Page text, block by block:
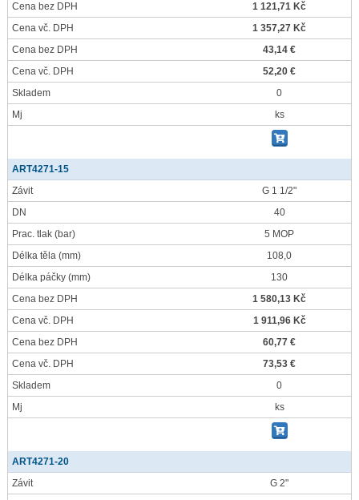
Cena bez DPH
1 121,71 Kč
Cena vč. DPH
1 357,27 Kč
Cena bez DPH
43,14 €
Cena vč. DPH
52,20 €
Skladem
0
Mj
ks
ART4271-15
Závit
G 1 1/2"
DN
40
Prac. tlak (bar)
5 MOP
Délka těla (mm)
108,0
Délka páčky (mm)
130
Cena bez DPH
1 580,13 Kč
Cena vč. DPH
1 911,96 Kč
Cena bez DPH
60,77 €
Cena vč. DPH
73,53 €
Skladem
0
Mj
ks
ART4271-20
Závit
G 2"